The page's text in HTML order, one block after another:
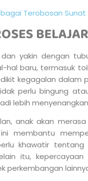
Terobosan Sunat
BELAJAR
yakin dengan
baru, termasuk
kegagalan dalam
perlu bingung
lebih
anak akan
membantu
khawatir tentang
itu,
perkembangan